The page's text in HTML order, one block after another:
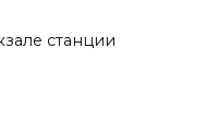
станции